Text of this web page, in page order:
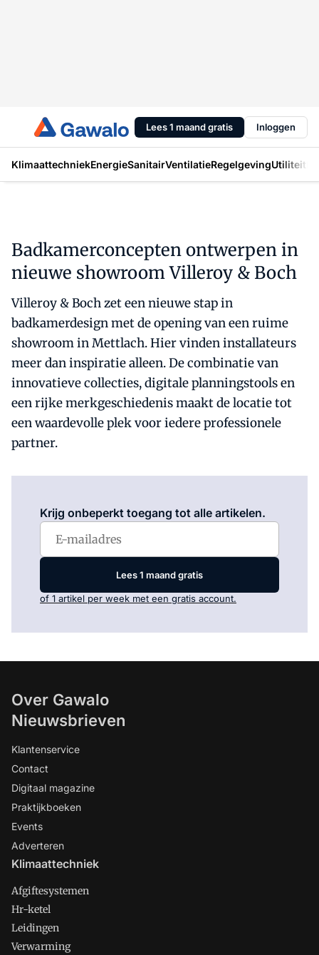
Lees 1 maand gratis Inloggen
KlimaattechniekEnergieSanitairVentilatieRegelgevingUtiliteit
Badkamerconcepten ontwerpen in
nieuwe showroom Villeroy & Boch
Villeroy & Boch zet een nieuwe stap in
badkamerdesign met de opening van een ruime
showroom in Mettlach. Hier vinden installateurs
meer dan inspiratie alleen. De combinatie van
innovatieve collecties, digitale plannings­tools en
een rijke merkgeschiedenis maakt de locatie tot
een waardevolle plek voor iedere professionele
partner.
Krijg onbeperkt toegang tot alle artikelen.
Lees 1 maand gratis
of 1 artikel per week met een gratis account.
Over Gawalo
Nieuwsbrieven
Klantenservice
Contact
Digitaal magazine
Praktijkboeken
Events
Adverteren
Klimaattechniek
Afgiftesystemen
Hr-ketel
Leidingen
Verwarming